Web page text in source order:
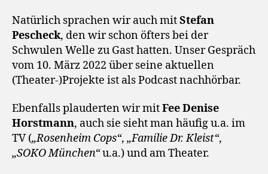
Natürlich sprachen wir auch mitStefan
Pescheck, den wir schon öfters bei der
Schwulen Welle zu Gast hatten. Unser Gespräch
vom 10. März 2022 über seine aktuellen
(Theater-)Projekte ist als Podcast nachhörbar.
Ebenfalls plauderten wir mitFee Denise
Horstmann, auch sie sieht man häufig u.a. im
TV („Rosenheim Cops“, „Familie Dr. Kleist“,
„SOKO München“u.a.) und am Theater.